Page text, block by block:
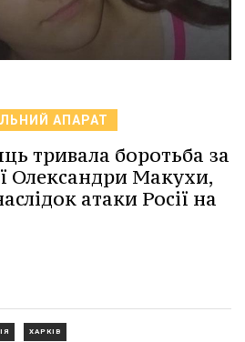
АПАРАТ
тривала боротьба за
Олександри Макухи,
атаки Росії на
ХАРКІВ